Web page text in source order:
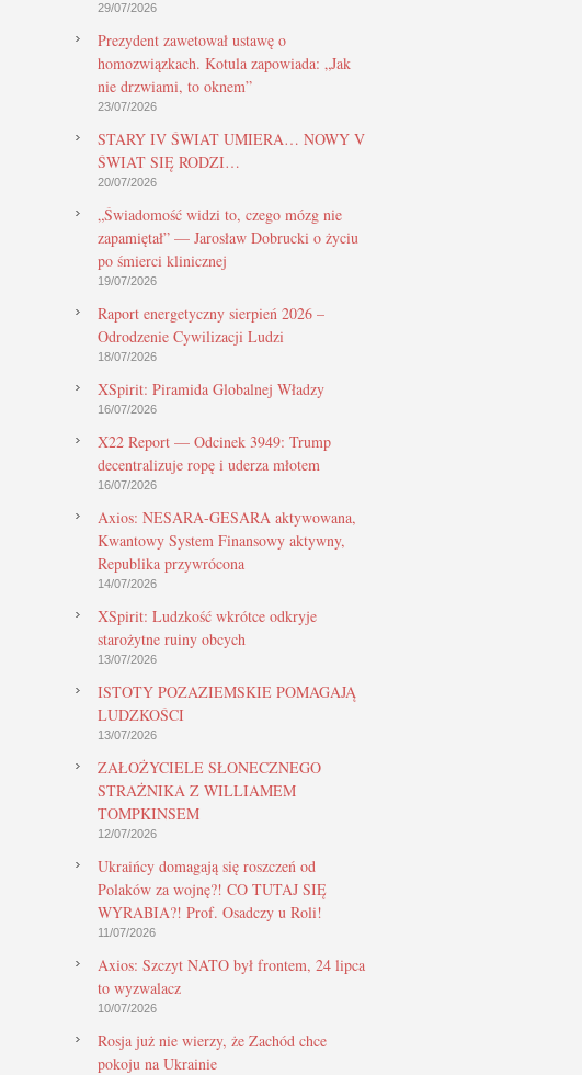
29/07/2026
Prezydent zawetował ustawę o
homozwiązkach. Kotula zapowiada: „Jak
nie drzwiami, to oknem”
23/07/2026
STARY IV ŚWIAT UMIERA… NOWY V
ŚWIAT SIĘ RODZI…
20/07/2026
„Świadomość widzi to, czego mózg nie
zapamiętał” — Jarosław Dobrucki o życiu
po śmierci klinicznej
19/07/2026
Raport energetyczny sierpień 2026 –
Odrodzenie Cywilizacji Ludzi
18/07/2026
XSpirit: Piramida Globalnej Władzy
16/07/2026
X22 Report — Odcinek 3949: Trump
decentralizuje ropę i uderza młotem
16/07/2026
Axios: NESARA-GESARA aktywowana,
Kwantowy System Finansowy aktywny,
Republika przywrócona
14/07/2026
XSpirit: Ludzkość wkrótce odkryje
starożytne ruiny obcych
13/07/2026
ISTOTY POZAZIEMSKIE POMAGAJĄ
LUDZKOŚCI
13/07/2026
ZAŁOŻYCIELE SŁONECZNEGO
STRAŻNIKA Z WILLIAMEM
TOMPKINSEM
12/07/2026
Ukraińcy domagają się roszczeń od
Polaków za wojnę?! CO TUTAJ SIĘ
WYRABIA?! Prof. Osadczy u Roli!
11/07/2026
Axios: Szczyt NATO był frontem, 24 lipca
to wyzwalacz
10/07/2026
Rosja już nie wierzy, że Zachód chce
pokoju na Ukrainie